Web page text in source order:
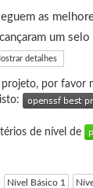
as
um
detalhes
projeto, por favor
de nível de
Nível Básico 1